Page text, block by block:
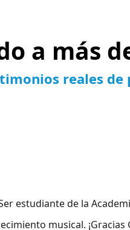
a más
reales de
estudiante de la
musical.
Academia GP ha sido
de Generación
gracias a Dios por
crecimiento musical y lo